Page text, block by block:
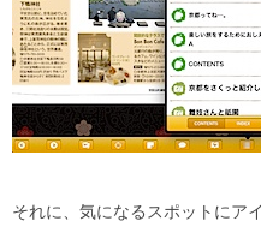
それに、気になるスポットにア